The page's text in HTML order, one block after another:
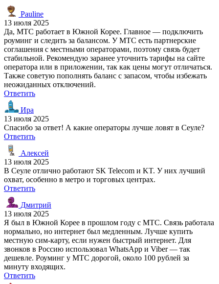
Pauline
13 июля 2025
Да, МТС работает в Южной Корее. Главное — подключить
роуминг и следить за балансом. У МТС есть партнерские
соглашения с местными операторами, поэтому связь будет
стабильной. Рекомендую заранее уточнить тарифы на сайте
оператора или в приложении, так как цены могут отличаться.
Также советую пополнять баланс с запасом, чтобы избежать
неожиданных отключений.
Ответить
Ира
13 июля 2025
Спасибо за ответ! А какие операторы лучше ловят в Сеуле?
Ответить
Алексей
13 июля 2025
В Сеуле отлично работают SK Telecom и KT. У них лучший
охват, особенно в метро и торговых центрах.
Ответить
Дмитрий
13 июля 2025
Я был в Южной Корее в прошлом году с МТС. Связь работала
нормально, но интернет был медленным. Лучше купить
местную сим-карту, если нужен быстрый интернет. Для
звонков в Россию использовал WhatsApp и Viber — так
дешевле. Роуминг у МТС дорогой, около 100 рублей за
минуту входящих.
Ответить